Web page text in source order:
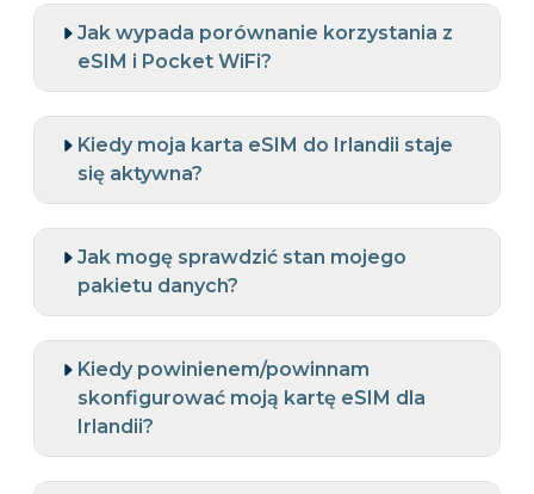
Jak wypada porównanie korzystania z
eSIM i Pocket WiFi?
Kiedy moja karta eSIM do Irlandii staje
się aktywna?
Jak mogę sprawdzić stan mojego
pakietu danych?
Kiedy powinienem/powinnam
skonfigurować moją kartę eSIM dla
Irlandii?